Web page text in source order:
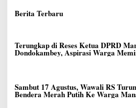
Berita Terbaru
Terungkap di Reses Ketua DPRD
Dondokambey, Aspirasi Warga
Banjer Dipindahkan ke Kantor DLH
Sambut 17 Agustus, Wawali RS
Bendera Merah Putih Ke Warga